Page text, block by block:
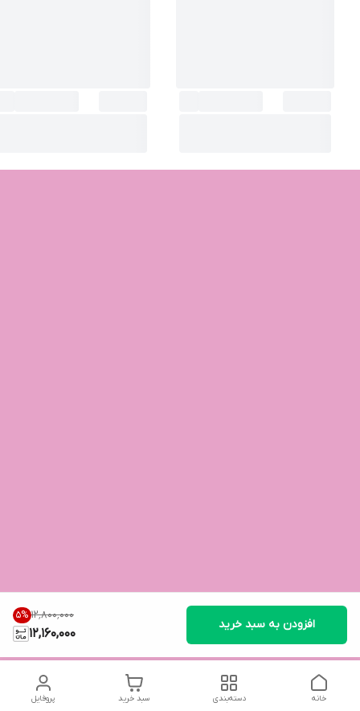
۱۲٬۸۰۰٬۰۰۰ 5%
12,160,000
افزودن به سبد خرید
پروفایل سبد خرید دسته‌بندی خانه